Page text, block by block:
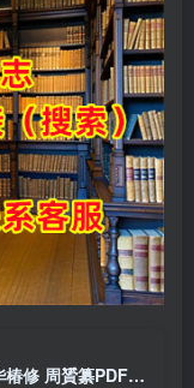
安徽省池州市《光绪青阳县志》十二卷 华椿修 周贇纂PDF电子版地方志下载